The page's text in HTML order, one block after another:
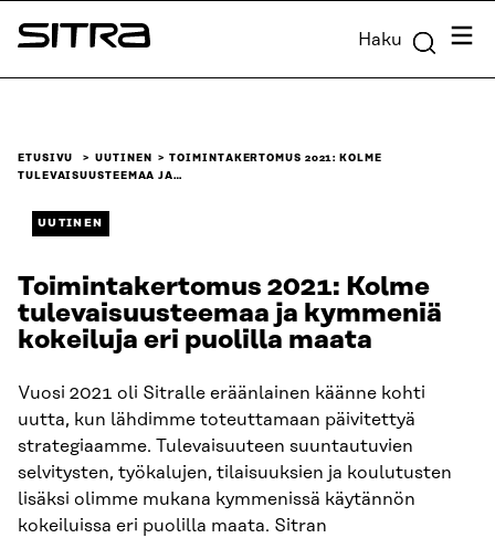
Siirry
suoraan
Sitra Haku
ETUSIVU UUTINEN
TOIMINTAKERTOMUS 2021: KOLME
TULEVAISUUSTEEMAA JA…
UUTINEN
Toimintakertomus 2021: Kolme
tulevaisuusteemaa ja kymmeniä
kokeiluja eri puolilla maata
Vuosi 2021 oli Sitralle eräänlainen käänne kohti
uutta, kun lähdimme toteuttamaan päivitettyä
strategiaamme. Tulevaisuuteen suuntautuvien
selvitysten, työkalujen, tilaisuuksien ja koulutusten
lisäksi olimme mukana kymmenissä käytännön
kokeiluissa eri puolilla maata. Sitran